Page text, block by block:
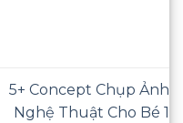
5+ Concept Chụp Ảnh
Nghệ Thuật Cho Bé 1